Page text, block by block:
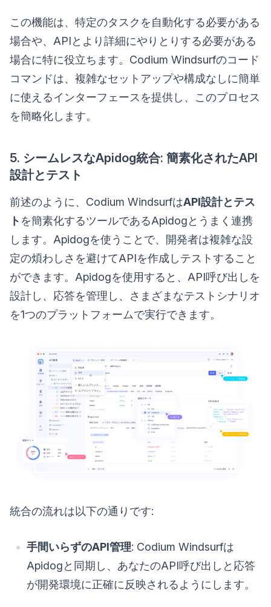
この機能は、特定のタスクを自動化する必要がある
場合や、APIとより詳細にやりとりする必要がある
場合に特に役立ちます。Codium Windsurfのコード
コマンドは、複雑なセットアップや構成なしに簡単
に使えるインターフェースを提供し、このプロセス
を簡略化します。
5. シームレスなApidog統合: 簡素化されたAPI
設計とテスト
前述のように、Codium WindsurfはAPI設計とテス
ト を簡素化するツールであるApidogとうまく連携
します。Apidogを使うことで、開発者は複雑な設
定の煩わしさを避けてAPIを作成しテストすること
ができます。Apidogを使用すると、API呼び出しを
設計し、応答を管理し、さまざまなテストシナリオ
を1つのプラットフォームで実行できます。
統合の流れは以下の通りです:
手間いらずのAPI管理: Codium Windsurfは
Apidogと同期し、あなたのAPI呼び出しと応答
が開発環境に正確に反映されるようにします。